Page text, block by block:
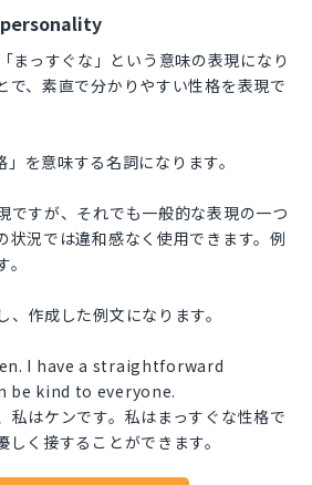
っすぐな」という意味の表現になり
で、素直で分かりやすい性格を表現で
を意味する名詞になります。
ですが、それでも一般的な表現の一つ
状況では違和感なく使用できます。例
作成した例文になります。
I have a straightforward
be kind to everyone.
私はケンです。私はまっすぐな性格で
く接することができます。